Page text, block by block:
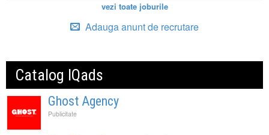
vezi toate joburile
Adauga anunt de recrutare
Catalog IQads
Ghost Agency
Publicitate